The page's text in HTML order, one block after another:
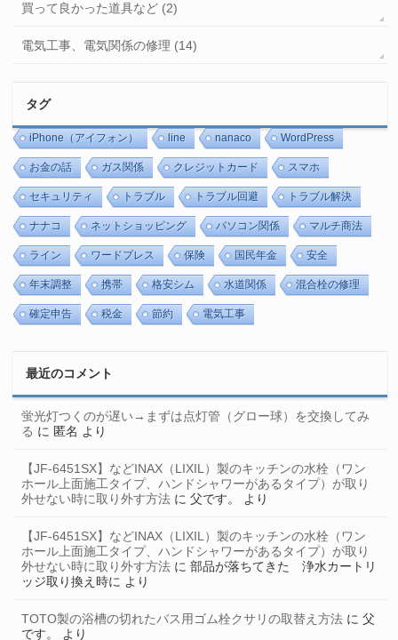
買って良かった道具など (2)
電気工事、電気関係の修理 (14)
タグ
iPhone（アイフォン） line nanaco WordPress
お金の話 ガス関係 クレジットカード スマホ
セキュリティ トラブル トラブル回避 トラブル解決
ナナコ ネットショッピング パソコン関係 マルチ商法
ライン ワードプレス 保険 国民年金 安全
年末調整 携帯 格安シム 水道関係 混合栓の修理
確定申告 税金 節約 電気工事
最近のコメント
蛍光灯つくのが遅い→まずは点灯管（グロー球）を交換してみ
る に 匿名 より
【JF-6451SX】などINAX（LIXIL）製のキッチンの水栓（ワン
ホール上面施工タイプ、ハンドシャワーがあるタイプ）が取り
外せない時に取り外す方法 に父です。 より
【JF-6451SX】などINAX（LIXIL）製のキッチンの水栓（ワン
ホール上面施工タイプ、ハンドシャワーがあるタイプ）が取り
外せない時に取り外す方法 に部品が落ちてきた 浄水カートリ
ッジ取り換え時に より
TOTO製の浴槽の切れたバス用ゴム栓クサリの取替え方法 に父
です。
より